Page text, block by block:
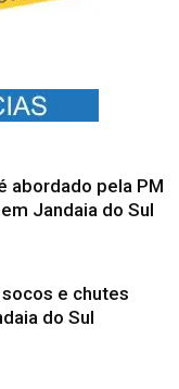
abordado pela PM
Jandaia do Sul
e chutes
do Sul